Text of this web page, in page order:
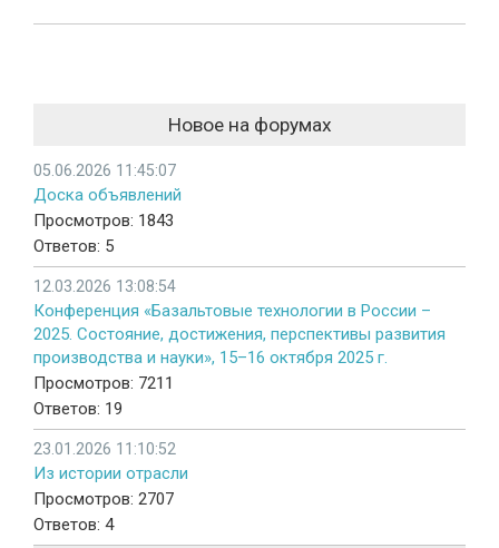
Новое на форумах
05.06.2026 11:45:07
Доска объявлений
Просмотров: 1843
Ответов: 5
12.03.2026 13:08:54
Конференция «Базальтовые технологии в России –
2025. Состояние, достижения, перспективы развития
производства и науки», 15–16 октября 2025 г.
Просмотров: 7211
Ответов: 19
23.01.2026 11:10:52
Из истории отрасли
Просмотров: 2707
Ответов: 4